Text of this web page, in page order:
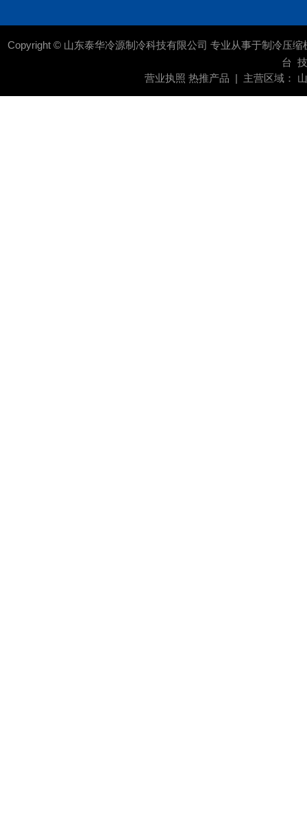
Copyright © 山东泰华冷源制冷科技有限公司 专业从事于制冷压缩
台
营业执照 热推产品 | 主营区域：